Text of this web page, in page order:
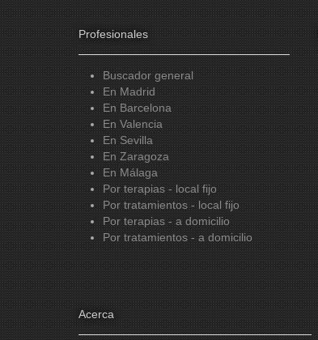
Profesionales
Buscador general
En Madrid
En Barcelona
En Valencia
En Sevilla
En Zaragoza
En Málaga
Por terapias - local fijo
Por tratamientos - local fijo
Por terapias - a domicilio
Por tratamientos - a domicilio
Acerca